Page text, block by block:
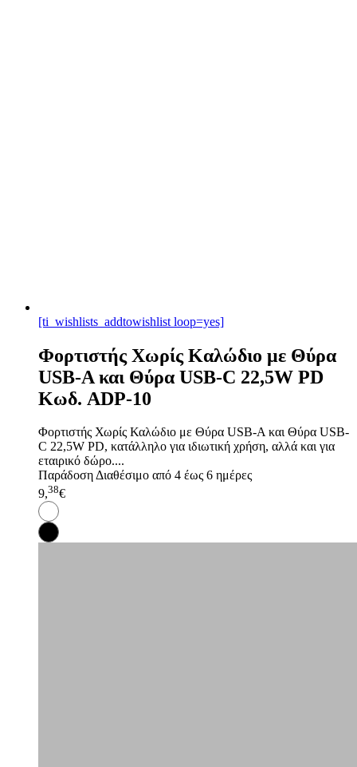
[ti_wishlists_addtowishlist loop=yes]
Φορτιστής Χωρίς Καλώδιο με Θύρα
USB-A και Θύρα USB-C 22,5W PD
Κωδ. ADP-10
Φορτιστής Χωρίς Καλώδιο με Θύρα USB-A και Θύρα USB-
C 22,5W PD, κατάλληλο για ιδιωτική χρήση, αλλά και για
εταιρικό δώρο....
ΠαράδοσηΔιαθέσιμο από 4 έως 6 ημέρες
9,38€